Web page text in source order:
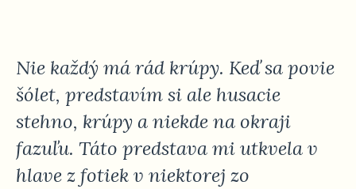
Nie každý má rád krúpy. Keď sa povie
šólet, predstavím si ale husacie
stehno, krúpy a niekde na okraji
fazuľu. Táto predstava mi utkvela v
hlave z fotiek v niektorej zo